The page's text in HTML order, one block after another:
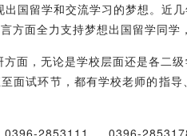
国留学和交流学习的梦想。近
方面全力支持梦想出国留学同
，无论是学校层面还是各二级
面试环节，都有学校老师的指
2853111 、 0396-